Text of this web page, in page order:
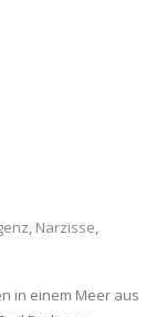
, Narzisse,
in einem Meer aus